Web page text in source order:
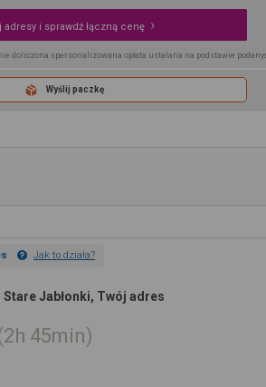
adresy i sprawdź łączną cenę
doliczona spersonalizowana opłata ustalana na podstawie
Wyślij paczkę
Jak to działa?
Stare Jabłonki, Twój adres
2h 45min